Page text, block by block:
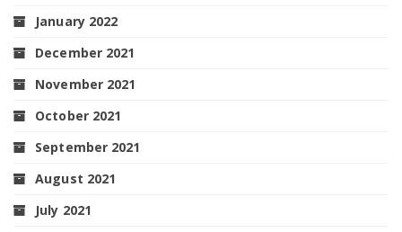
January 2022
December 2021
November 2021
October 2021
September 2021
August 2021
July 2021